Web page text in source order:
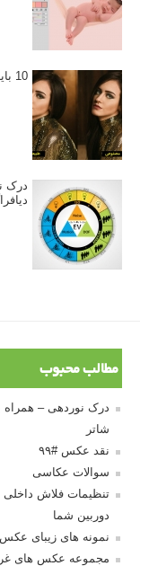
10 باید و نباید در روتوش عکس ها
مطالب محبوب
شاتر
نقد عکس #۹۹
سوالات عکاسی
تنظیمات فلاش داخلی
دوربین شما
نمونه های زیبای
مجموعه عکس های